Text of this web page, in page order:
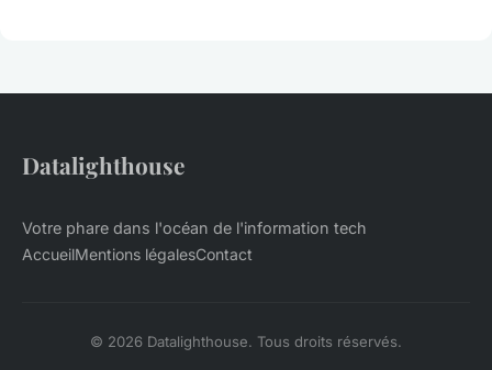
Datalighthouse
Votre phare dans l'océan de l'information tech
AccueilMentions légalesContact
© 2026 Datalighthouse. Tous droits réservés.